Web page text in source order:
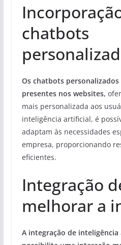
chatbots
Os chatbots personalizados
presentes nos websites,
mais personalizada aos
inteligência artificial, é
adaptam às necessidades
empresa, proporcionando
eficientes.
Integração
melhorar a
A integração de